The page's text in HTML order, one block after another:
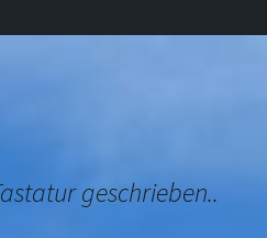
geschrieben..